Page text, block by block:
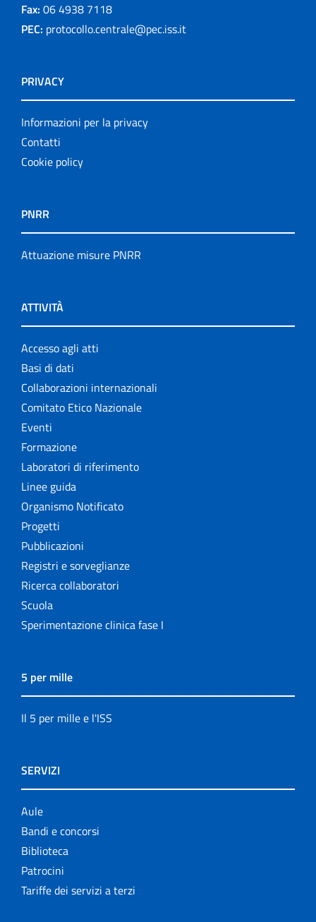
Fax: 06 4938 7118
PEC: protocollo.centrale@pec.iss.it
PRIVACY
Informazioni per la privacy
Contatti
Cookie policy
PNRR
Attuazione misure PNRR
ATTIVITÀ
Accesso agli atti
Basi di dati
Collaborazioni internazionali
Comitato Etico Nazionale
Eventi
Formazione
Laboratori di riferimento
Linee guida
Organismo Notificato
Progetti
Pubblicazioni
Registri e sorveglianze
Ricerca collaboratori
Scuola
Sperimentazione clinica fase I
5 per mille
Il 5 per mille e l'ISS
SERVIZI
Aule
Bandi e concorsi
Biblioteca
Patrocini
Tariffe dei servizi a terzi